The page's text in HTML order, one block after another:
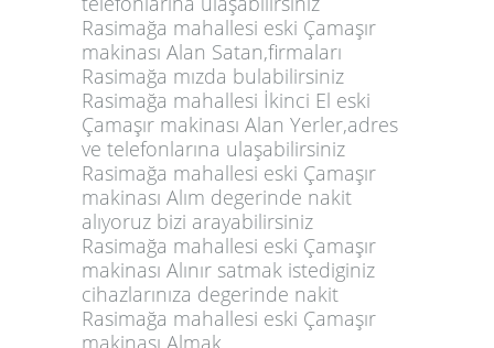
Rasimağa mahallesi eski Çamaşır
makinası Alan Satan,firmaları
Rasimağa mızda bulabilirsiniz
Rasimağa mahallesi İkinci El eski
Çamaşır makinası Alan Yerler,adres
ve telefonlarına ulaşabilirsiniz
Rasimağa mahallesi eski Çamaşır
makinası Alım degerinde nakit
alıyoruz bizi arayabilirsiniz
Rasimağa mahallesi eski Çamaşır
makinası Alınır satmak istediginiz
cihazlarınıza degerinde nakit
Rasimağa mahallesi eski Çamaşır
makinası Almak